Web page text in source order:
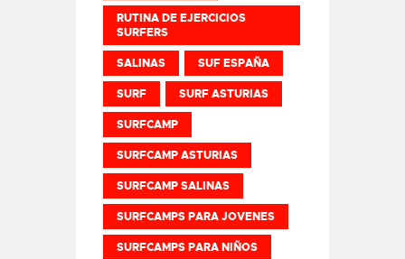
RUTINA DE EJERCICIOS
SURFERS
SALINAS SUF ESPAÑA
SURF SURF ASTURIAS
SURFCAMP
SURFCAMP ASTURIAS
SURFCAMP SALINAS
SURFCAMPS PARA JOVENES
SURFCAMPS PARA NIÑOS